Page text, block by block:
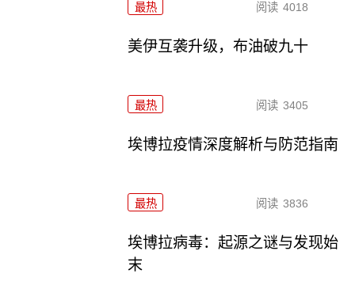
最热 阅读 4018
美伊互袭升级，布油破九十
最热 阅读 3405
埃博拉疫情深度解析与防范指南
最热 阅读 3836
埃博拉病毒：起源之谜与发现始
末